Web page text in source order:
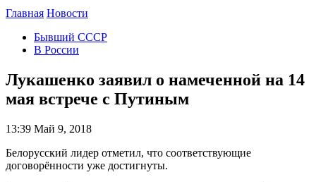
Главная Новости
Бывший СССР
В России
Лукашенко заявил о намеченной на 14
мая встрече с Путиным
13:39 Май 9, 2018
Белорусский лидер отметил, что соответствующие
договорённости уже достигнуты.